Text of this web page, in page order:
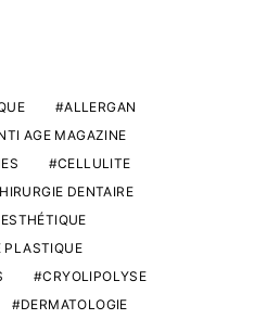
ALLERGAN
AGE MAGAZINE
CELLULITE
DENTAIRE
PLASTIQUE
CRYOLIPOLYSE
DERMATOLOGIE